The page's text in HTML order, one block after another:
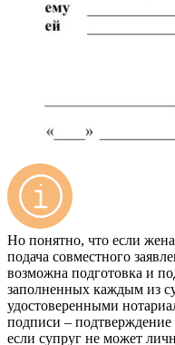
Но понятно, что если
подача совместного
возможна подготовка и
заполненных каждым из
удостоверенными
подписи – подтверждение
если супруг не может